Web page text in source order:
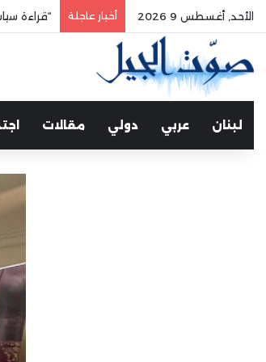
الأحد, أغسطس 9 2026 أخبار عاجلة “قراءة
لبنان عربي دولي مقالات